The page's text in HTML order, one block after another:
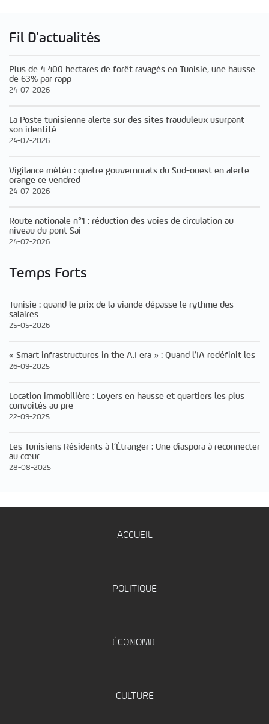
Fil D'actualités
Plus de 4 400 hectares de forêt ravagés en Tunisie, une hausse
de 63% par rapp
24-07-2026
La Poste tunisienne alerte sur des sites frauduleux usurpant
son identité
24-07-2026
Vigilance météo : quatre gouvernorats du Sud-ouest en alerte
orange ce vendred
24-07-2026
Route nationale n°1 : réduction des voies de circulation au
niveau du pont Sai
24-07-2026
Temps Forts
Tunisie : quand le prix de la viande dépasse le rythme des
salaires
25-05-2026
« Smart infrastructures in the A.I era » : Quand l’IA redéfinit les
26-09-2025
Location immobilière : Loyers en hausse et quartiers les plus
convoités au pre
22-09-2025
Les Tunisiens Résidents à l’Étranger : Une diaspora à reconnecter
au cœur
28-08-2025
ACCUEIL
POLITIQUE
ÉCONOMIE
CULTURE